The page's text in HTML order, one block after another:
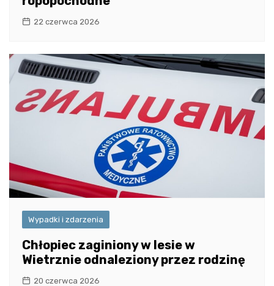
22 czerwca 2026
Wypadki i zdarzenia
Chłopiec zaginiony w lesie w
Wietrznie odnaleziony przez rodzinę
20 czerwca 2026